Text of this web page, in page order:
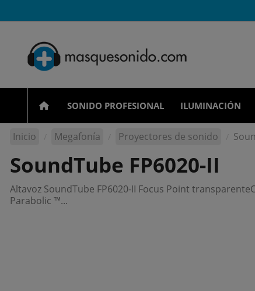
SONIDO PROFESIONAL ILUMINACIÓN
Inicio Megafonía Proyectores de sonido
SoundTube FP6020-II
Altavoz SoundTube FP6020-II Focus Point
Parabolic ™...